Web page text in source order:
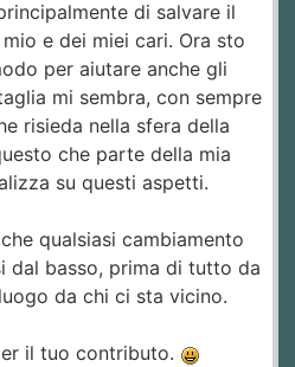
di salvare il
e dei miei cari. Ora sto
per aiutare anche gli
mi sembra, con sempre
risieda nella sfera della
che parte della mia
su questi aspetti.
qualsiasi cambiamento
dal basso, prima di tutto da
da chi ci sta vicino.
il tuo contributo.